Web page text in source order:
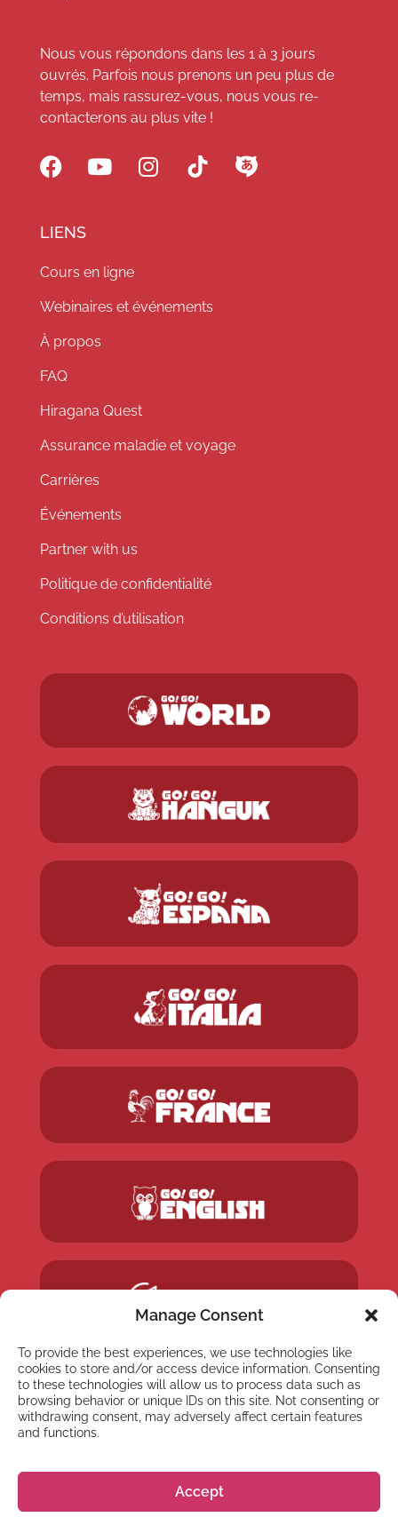
Manage Consent
To provide the best experiences, we use technologies like
cookies to store and/or access device information. Consenting
to these technologies will allow us to process data such as
browsing behavior or unique IDs on this site. Not consenting or
withdrawing consent, may adversely affect certain features
and functions.
Accept
Nous vous répondons dans les 1 à 3 jours
ouvrés. Parfois nous prenons un peu plus de
temps, mais rassurez-vous, nous vous re-
contacterons au plus vite !
LIENS
Cours en ligne
Webinaires et événements
À propos
FAQ
Hiragana Quest
Assurance maladie et voyage
Carrières
Événements
Partner with us
Politique de confidentialité
Conditions d’utilisation